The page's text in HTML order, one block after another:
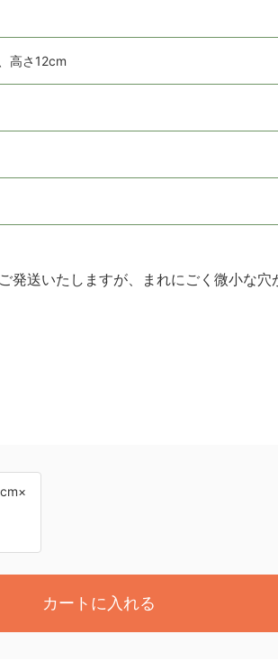
高さ12cm
発送いたしますが、まれにごく微小な
カートに入れる